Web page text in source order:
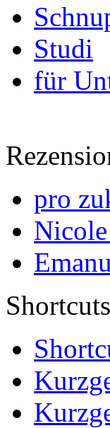
Studi
für
pro